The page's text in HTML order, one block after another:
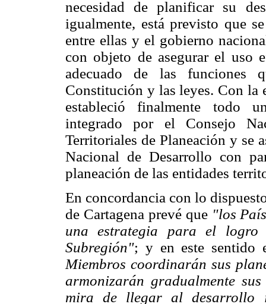
necesidad de planificar su
igualmente, está previsto que
entre ellas y el gobierno
con objeto de asegurar el uso
adecuado de las funciones
Constitución y las leyes. Con la
estableció finalmente todo
integrado por el Consejo
Territoriales de Planeación y se
Nacional de Desarrollo con
planeación de las entidades
En concordancia con lo
de Cartagena prevé que "los
una estrategia para el
Subregión"; y en este sentido
Miembros coordinarán sus
armonizarán gradualmente
mira de llegar al desarrollo